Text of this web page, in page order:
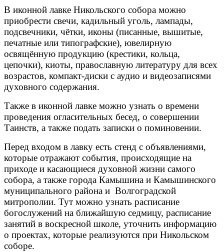
В иконной лавке Никольского собора можно
приобрести свечи, кадильный уголь, лампады,
подсвечники, чётки, иконы (писанные, вышитые,
печатные или типографские), ювелирную
освящённую продукцию (крестики, кольца,
цепочки), киоты, православную литературу для всех
возрастов, компакт-диски с аудио и видеозаписями
духовного содержания.
Также в иконной лавке можно узнать о времени
проведения огласительных бесед, о совершении
Таинств, а также подать записки о поминовении.
Перед входом в лавку есть стенд с объявлениями,
которые отражают события, происходящие на
приходе и касающиеся духовной жизни самого
собора, а также города Камышина и Камышинского
муниципального района и Волгоградской
митрополии. Тут можно узнать расписание
богослужений на ближайшую седмицу, расписание
занятий в воскресной школе, уточнить информацию
о проектах, которые реализуются при Никольском
соборе.